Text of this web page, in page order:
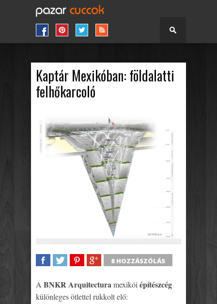
Kaptár Mexikóban: földalatti
felhőkarcoló
8 HOZZÁSZÓLÁS
A BNKR Arquitectura mexikói építészcég
különleges ötlettel rukkolt elő: